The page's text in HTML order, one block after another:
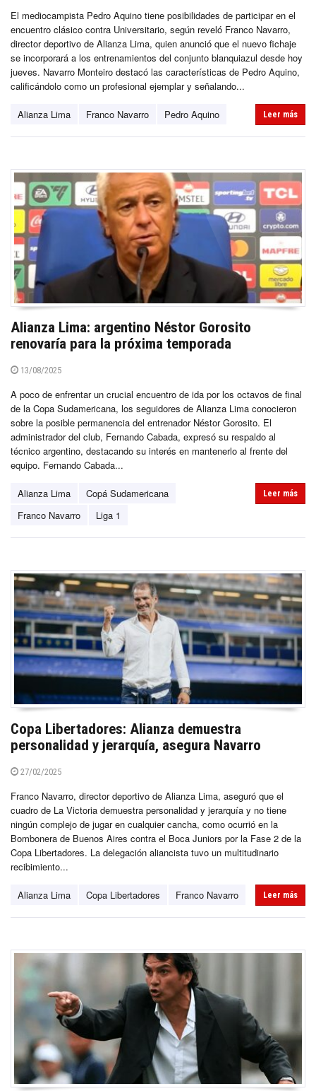
El mediocampista Pedro Aquino tiene posibilidades de participar en el
encuentro clásico contra Universitario, según reveló Franco Navarro,
director deportivo de Alianza Lima, quien anunció que el nuevo fichaje
se incorporará a los entrenamientos del conjunto blanquiazul desde hoy
jueves. Navarro Monteiro destacó las características de Pedro Aquino,
calificándolo como un profesional ejemplar y señalando...
Alianza Lima Franco Navarro Pedro Aquino Leer más
Alianza Lima: argentino Néstor Gorosito
renovaría para la próxima temporada
13/08/2025
A poco de enfrentar un crucial encuentro de ida por los octavos de final
de la Copa Sudamericana, los seguidores de Alianza Lima conocieron
sobre la posible permanencia del entrenador Néstor Gorosito. El
administrador del club, Fernando Cabada, expresó su respaldo al
técnico argentino, destacando su interés en mantenerlo al frente del
equipo. Fernando Cabada...
Alianza Lima
Copá Sudamericana
Franco Navarro
Liga 1
Leer más
Copa Libertadores: Alianza demuestra
personalidad y jerarquía, asegura Navarro
27/02/2025
Franco Navarro, director deportivo de Alianza Lima, aseguró que el
cuadro de La Victoria demuestra personalidad y jerarquía y no tiene
ningún complejo de jugar en cualquier cancha, como ocurrió en la
Bombonera de Buenos Aires contra el Boca Juniors por la Fase 2 de la
Copa Libertadores. La delegación aliancista tuvo un multitudinario
recibimiento...
Alianza Lima Copa Libertadores Franco Navarro Leer más